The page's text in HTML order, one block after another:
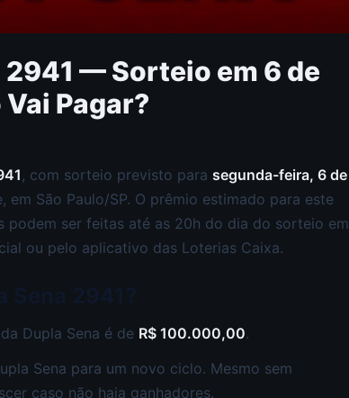
— Sorteio em 6 de
Pagar?
, com sorteio previsto para segunda-feira, 6 de
em São Paulo/SP. O prêmio estimado para este
podem ser feitas até as 20h do dia do sorteio em
ou pelo aplicativo das Loterias Caixa.
Dupla Sena é de R$ 100.000,00.
Sena para um novo ciclo. Mesmo sem
caso não haja ganhadores.